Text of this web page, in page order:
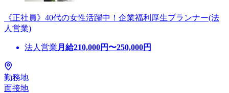
《正社員》40代の女性活躍中！企業福利厚生プランナー(法
人営業)
法人営業 月給210,000円〜250,000円
勤務地
面接地